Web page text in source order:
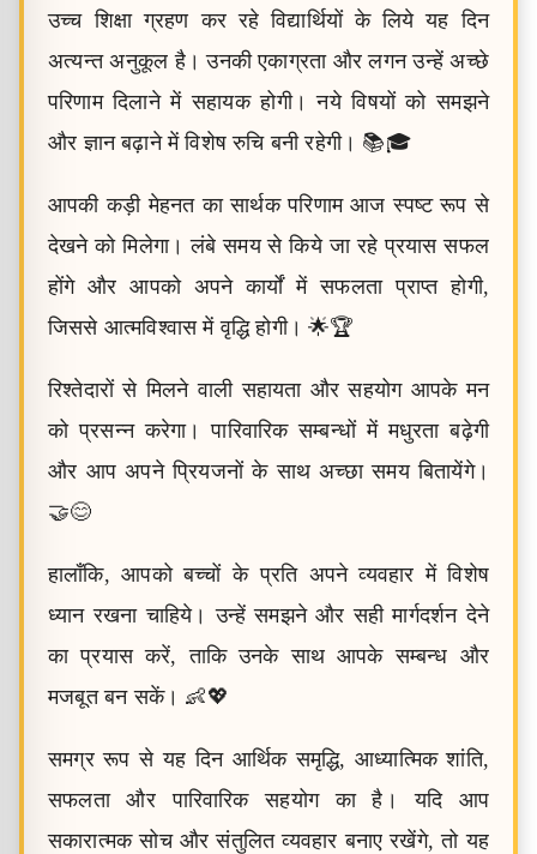
उच्च शिक्षा ग्रहण कर रहे विद्यार्थियों के लिये यह दिन
अत्यन्त अनुकूल है। उनकी एकाग्रता और लगन उन्हें अच्छे
परिणाम दिलाने में सहायक होगी। नये विषयों को समझने
और ज्ञान बढ़ाने में विशेष रुचि बनी रहेगी। 📚🎓
आपकी कड़ी मेहनत का सार्थक परिणाम आज स्पष्ट रूप से
देखने को मिलेगा। लंबे समय से किये जा रहे प्रयास सफल
होंगे और आपको अपने कार्यों में सफलता प्राप्त होगी,
जिससे आत्मविश्वास में वृद्धि होगी। 🌟🏆
रिश्तेदारों से मिलने वाली सहायता और सहयोग आपके मन
को प्रसन्न करेगा। पारिवारिक सम्बन्धों में मधुरता बढ़ेगी
और आप अपने प्रियजनों के साथ अच्छा समय बितायेंगे।
🤝😊
हालाँकि, आपको बच्चों के प्रति अपने व्यवहार में विशेष
ध्यान रखना चाहिये। उन्हें समझने और सही मार्गदर्शन देने
का प्रयास करें, ताकि उनके साथ आपके सम्बन्ध और
मजबूत बन सकें। 👶💖
समग्र रूप से यह दिन आर्थिक समृद्धि, आध्यात्मिक शांति,
सफलता और पारिवारिक सहयोग का है। यदि आप
सकारात्मक सोच और संतुलित व्यवहार बनाए रखेंगे, तो यह